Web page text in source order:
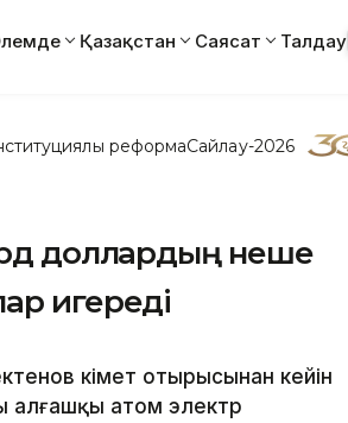
Қазақстан Саясат Талдау
реформаСайлау-2026
доллардың неше
игереді
Үкімет отырысынан кейін
алғашқы атом электр